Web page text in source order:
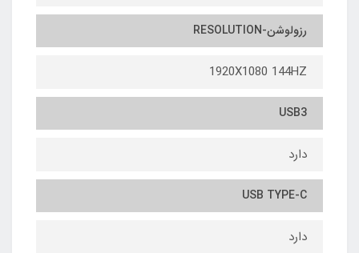
رزولوشن-RESOLUTION
1920X1080 144HZ
USB3
دارد
USB TYPE-C
دارد